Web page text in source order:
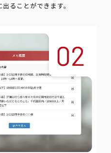
ることができます。